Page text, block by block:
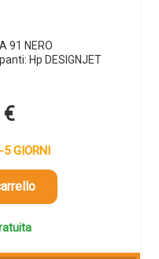
91 NERO
Hp DESIGNJET
€
GIORNI